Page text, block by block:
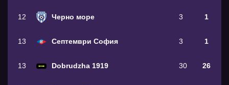
12 Черно море 3 1
13 Септември София 3 1
13 Dobrudzha 1919 30 26